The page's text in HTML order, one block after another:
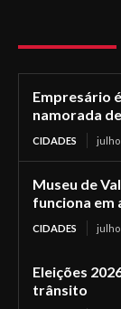
Empresário
namorada
CIDADES julho
Museu de
funciona
CIDADES julho
Eleições
trânsito